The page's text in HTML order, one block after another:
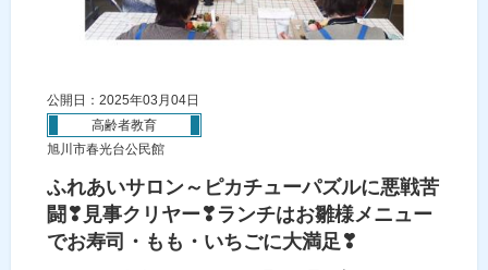
公開日：2025年03月04日
高齢者教育
旭川市春光台公民館
ふれあいサロン～ピカチューパズルに悪戦苦
闘❣見事クリヤー❣ランチはお雛様メニュー
でお寿司・もも・いちごに大満足❣